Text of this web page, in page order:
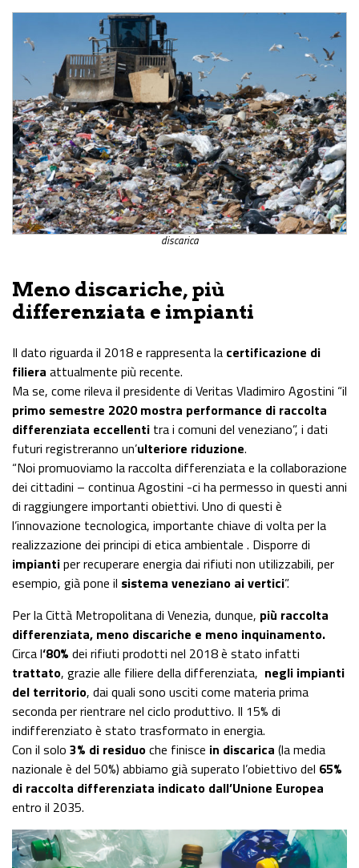
discarica
Meno discariche, più
differenziata e impianti
Il dato riguarda il 2018 e rappresenta la certificazione di
filiera attualmente più recente.
Ma se, come rileva il presidente di Veritas Vladimiro Agostini “il
primo semestre 2020 mostra performance di raccolta
differenziata eccellenti tra i comuni del veneziano”, i dati
futuri registreranno un’ulteriore riduzione.
“Noi promuoviamo la raccolta differenziata e la collaborazione
dei cittadini – continua Agostini -ci ha permesso in questi anni
di raggiungere importanti obiettivi. Uno di questi è
l’innovazione tecnologica, importante chiave di volta per la
realizzazione dei principi di etica ambientale . Disporre di
impiantiper recuperare energia dai rifiuti non utilizzabili, per
esempio, già pone il sistema veneziano ai vertici”.
Per la Città Metropolitana di Venezia, dunque, più raccolta
differenziata, meno discariche e meno inquinamento.
Circa l‘80% dei rifiuti prodotti nel 2018 è stato infatti
trattato, grazie alle filiere della differenziata, negli impianti
del territorio, dai quali sono usciti come materia prima
seconda per rientrare nel ciclo produttivo. Il 15% di
indifferenziato è stato trasformato in energia.
Con il solo 3% di residuoche finisce in discarica (la media
nazionale è del 50%) abbiamo già superato l’obiettivo del 65%
di raccolta differenziata indicato dall’Unione Europea
entro il 2035.